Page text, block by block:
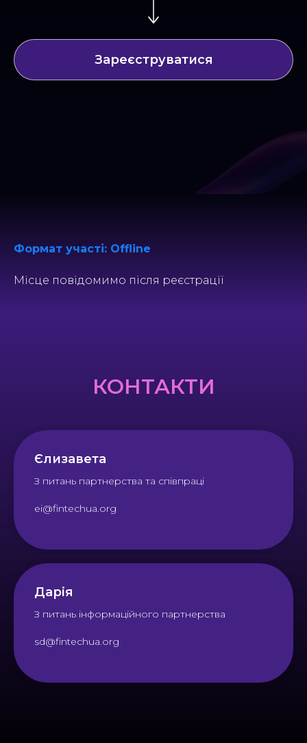
Зареєструватися
Формат участі: Offline
Місце повідомимо після реєстрації
КОНТАКТИ
Єлизавета
З питань партнерства та співпраці
ei@fintechua.org
Дарія
З питань інформаційного партнерства
sd@fintechua.org